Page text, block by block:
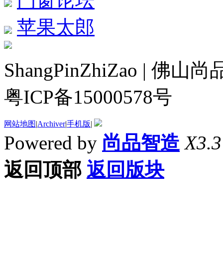
苹果太郎
ShangPinZhiZao | 佛山
粤ICP备15000578号
网站地图|Archiver|手机版|
Powered by 尚品智造 X3.3
返回顶部 返回版块